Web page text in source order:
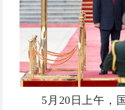
5月20日上午，